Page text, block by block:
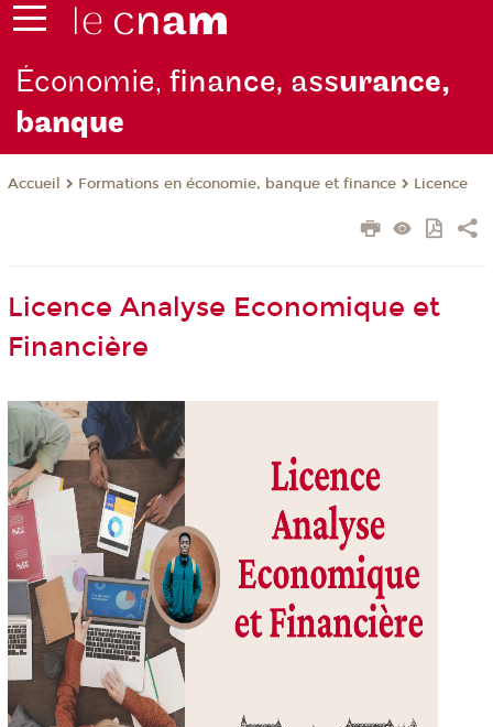
Économie,finance, assurance,
banque
Accueil Formations en économie, banque et finance Licence
Licence Analyse Economique et
Financière